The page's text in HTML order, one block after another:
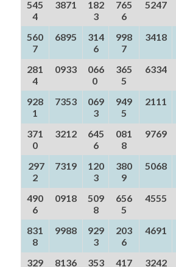
545
4
3871
182
3
765
6
5247
560
7
6895
314
6
998
7
3418
281
4
0933
066
0
365
5
6334
928
1
7353
069
3
949
5
2111
371
0
3212
645
6
081
8
9769
297
2
7319
120
3
380
9
5068
490
6
0918
509
8
656
5
4555
831
8
9988
929
3
203
6
4691
329 8136 353 417 3242